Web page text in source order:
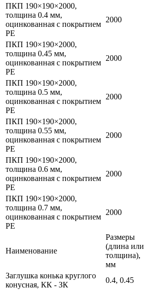
ПКП 190×190×2000,
толщина 0.4 мм,
оцинкованная с покрытием
PE
2000
ПКП 190×190×2000,
толщина 0.45 мм,
оцинкованная с покрытием
PE
2000
ПКП 190×190×2000,
толщина 0.5 мм,
оцинкованная с покрытием
PE
2000
ПКП 190×190×2000,
толщина 0.55 мм,
оцинкованная с покрытием
PE
2000
ПКП 190×190×2000,
толщина 0.6 мм,
оцинкованная с покрытием
PE
2000
ПКП 190×190×2000,
толщина 0.7 мм,
оцинкованная с покрытием
PE
2000
Наименование
Размеры
(длина или
толщина),
мм
Заглушка конька круглого
конусная, КК - ЗК
0.4, 0.45